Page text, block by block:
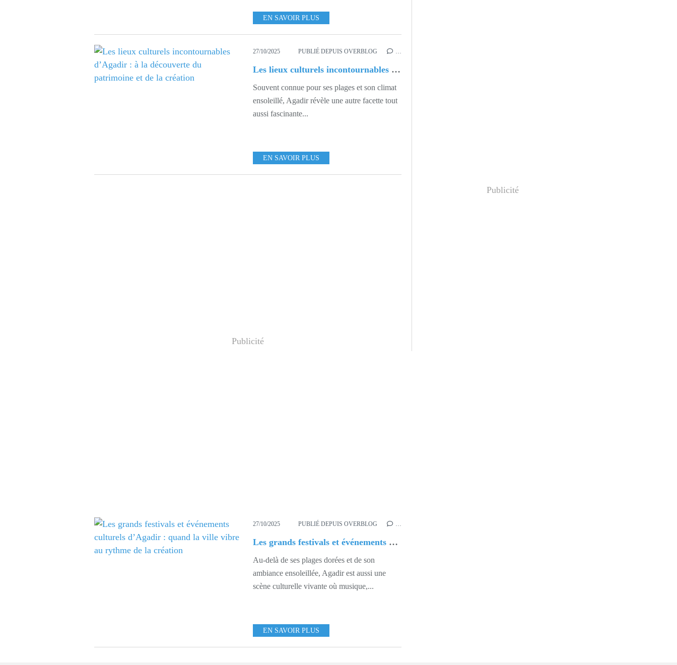
EN SAVOIR PLUS
27/10/2025 PUBLIÉ DEPUIS OVERBLOG …
Les lieux culturels incontournables d’Agadir : à la découverte du patrimoine et de la création
Souvent connue pour ses plages et son climat
ensoleillé, Agadir révèle une autre facette tout
aussi fascinante...
EN SAVOIR PLUS
Publicité
27/10/2025 PUBLIÉ DEPUIS OVERBLOG …
Les grands festivals et événements culturels d’Agadir : quand la ville vibre au rythme de la création
Au-delà de ses plages dorées et de son
ambiance ensoleillée, Agadir est aussi une
scène culturelle vivante où musique,...
EN SAVOIR PLUS
Publicité